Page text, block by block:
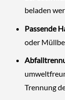
beladen
Passende
oder
Trennung